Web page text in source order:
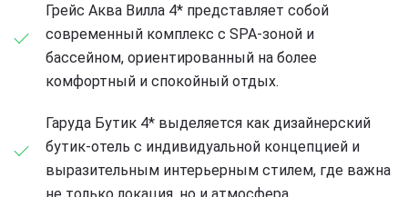
Грейс Аква Вилла 4* представляет собой
современный комплекс с SPA-зоной и
бассейном, ориентированный на более
комфортный и спокойный отдых.
Гаруда Бутик 4* выделяется как дизайнерский
бутик-отель с индивидуальной концепцией и
выразительным интерьерным стилем, где важна
не только локация, но и атмосфера.